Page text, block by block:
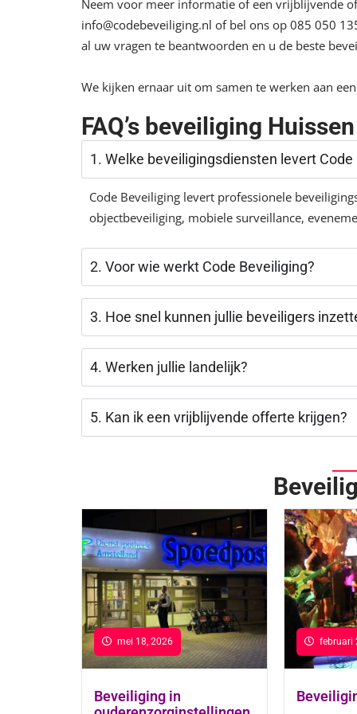
Neem voor meer informatie of een vrijblijvende
info@codebeveiliging.nl of bel ons op 085 050
al uw vragen te beantwoorden en u de beste
We kijken ernaar uit om samen te werken aan
FAQ’s beveiliging Huissen
1. Welke beveiligingsdiensten levert Code
Code Beveiliging levert professionele
objectbeveiliging, mobiele surveillance,
2. Voor wie werkt Code Beveiliging?
3. Hoe snel kunnen jullie beveiligers
4. Werken jullie landelijk?
5. Kan ik een vrijblijvende offerte krijgen?
Beveiliging in
mei 18, 2026 februari